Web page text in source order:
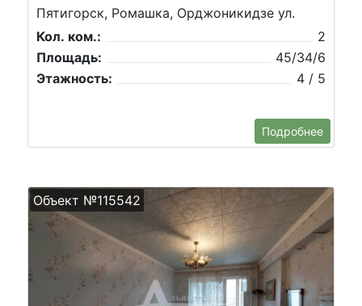
Пятигорск, Ромашка, Орджоникидзе ул.
Кол. ком.:
2
Площадь:
45/34/6
Этажность:
4 / 5
Подробнее
Объект №115542